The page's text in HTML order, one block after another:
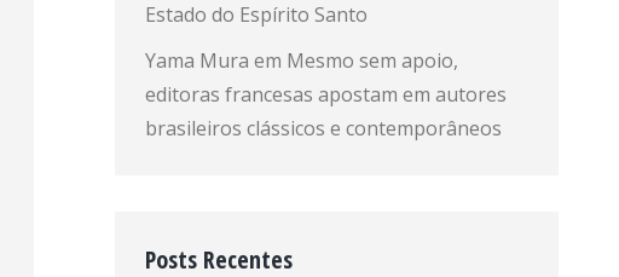
Estado do Espírito Santo
Yama Mura em Mesmo sem apoio,
editoras francesas apostam em autores
brasileiros clássicos e contemporâneos
Posts Recentes